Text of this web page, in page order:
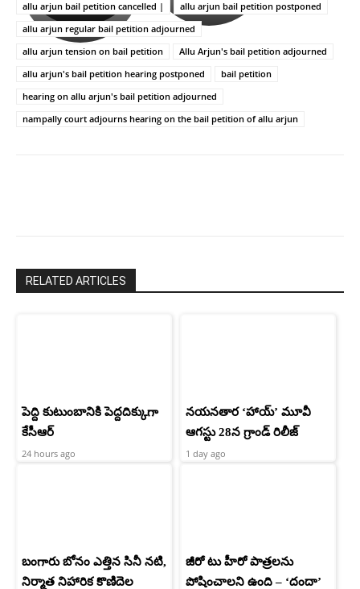
శ్రీనిధి
శెట్టి.
పాపం
రామ్
చరణ్
allu arjun bail petition cancelled |
allu arjun bail petition postponed
allu arjun regular bail petition adjourned
allu arjun tension on bail petition
Allu Arjun's bail petition adjourned
allu arjun's bail petition hearing postponed
bail petition
hearing on allu arjun's bail petition adjourned
nampally court adjourns hearing on the bail petition of allu arjun
RELATED ARTICLES
పెద్ది కుటుంబానికి పెద్దదిక్కుగా
కేసీఆర్
24 hours ago
నయనతార ‘హాయ్’ మూవీ
ఆగస్టు 28న గ్రాండ్ రిలీజ్
1 day ago
బంగారు బోనం ఎత్తిన సినీ నటి,
నిర్మాత నిహారిక కొణిదెల
జీరో టు హీరో పాత్రలను
పోషించాలని ఉంది – ‘దందా’